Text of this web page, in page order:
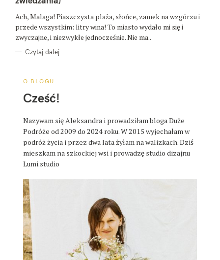
O
I
Ach, Malaga! Piaszczysta plaża, słońce, zamek na wzgórzu i
przede wszystkim: litry wina! To miasto wydało mi się i
zwyczajne, i niezwykłe jednocześnie. Nie ma..
Czytaj dalej
O BLOGU
Cześć!
Nazywam się Aleksandra i prowadziłam bloga Duże
Podróże od 2009 do 2024 roku. W 2015 wyjechałam w
podróż życia i przez dwa lata żyłam na walizkach. Dziś
mieszkam na szkockiej wsi i prowadzę studio dizajnu
Lumi.studio